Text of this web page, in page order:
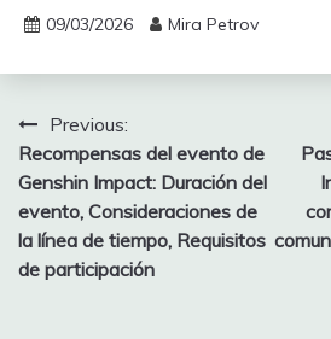
09/03/2026 Mira Petrov
Post
navigation
Previous:
Recompensas del evento de
Genshin Impact: Duración del
evento, Consideraciones de
la línea de tiempo, Requisitos
de participación